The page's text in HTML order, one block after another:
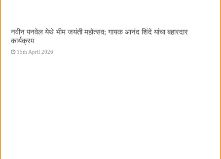
नवीन पनवेल येथे भीम जयंती महोत्सव; गायक आनंद शिंदे यांचा बहारदार
कार्यक्रम
15th April 2026